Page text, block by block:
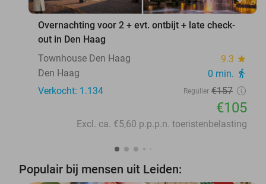
Overnachting voor 2 + evt. ontbijt + late check-
out in Den Haag
Townhouse Den Haag
9.3 star
Den Haag 0 min. directions_walk
Verkocht: 1.134 Regulier €157
€105
Excl. ca. €5,60 p.p.p.n. toeristenbelasting
Populair bij mensen uit Leiden: